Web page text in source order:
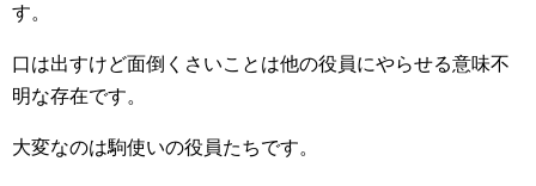
す。
口は出すけど面倒くさいことは他の役員にやらせる意味不
明な存在です。
大変なのは駒使いの役員たちです。